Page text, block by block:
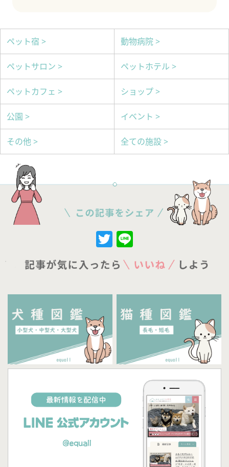
ペット宿 > 動物病院 >
ペットサロン > ペットホテル >
ペットカフェ > ショップ >
公園 > イベント >
その他 > 全ての施設 >
Twitter